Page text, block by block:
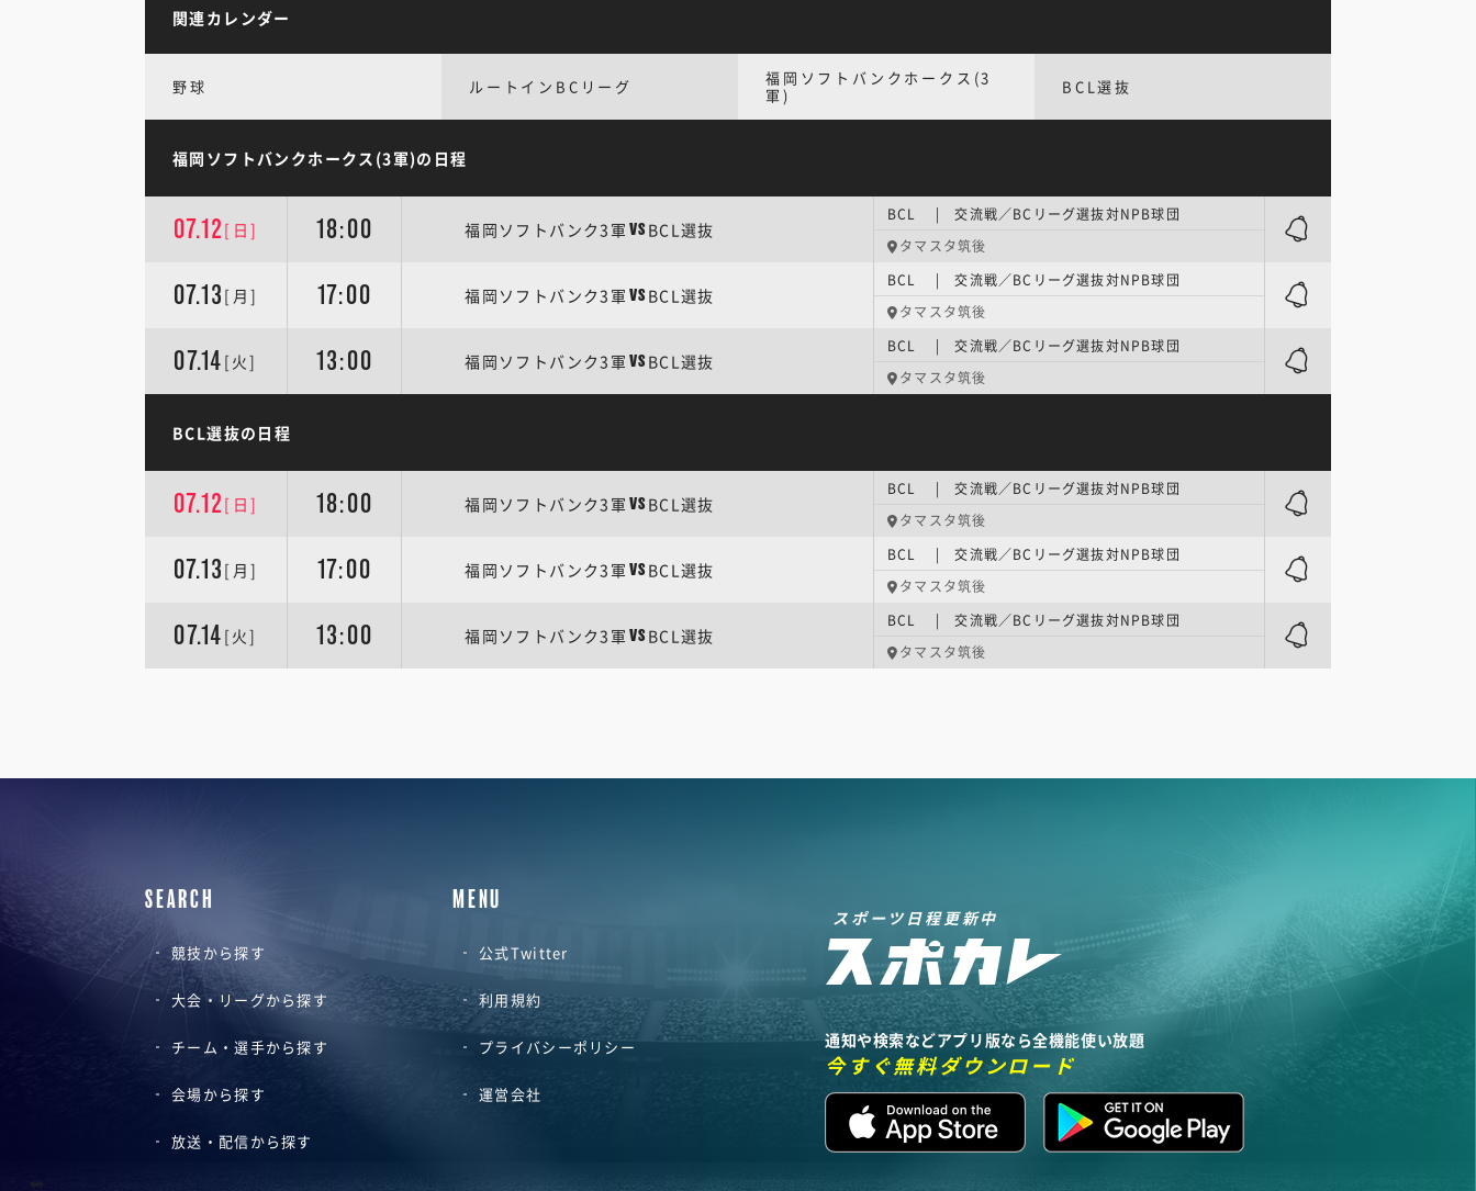
関連カレンダー
野球 ルートインBCリーグ
福岡ソフトバンクホークス(3
軍)
BCL選抜
福岡ソフトバンクホークス(3軍)の日程
07.12 [日] 18:00 福岡ソフトバンク3軍VS BCL選抜
BCL | 交流戦／BCリーグ選抜対NPB球団
タマスタ筑後
07.13 [月] 17:00 福岡ソフトバンク3軍VS BCL選抜
BCL | 交流戦／BCリーグ選抜対NPB球団
タマスタ筑後
07.14 [火] 13:00 福岡ソフトバンク3軍VS BCL選抜
BCL | 交流戦／BCリーグ選抜対NPB球団
タマスタ筑後
BCL選抜の日程
07.12 [日] 18:00 福岡ソフトバンク3軍VS BCL選抜
BCL | 交流戦／BCリーグ選抜対NPB球団
タマスタ筑後
07.13 [月] 17:00 福岡ソフトバンク3軍VS BCL選抜
BCL | 交流戦／BCリーグ選抜対NPB球団
タマスタ筑後
07.14 [火] 13:00 福岡ソフトバンク3軍VS BCL選抜
BCL | 交流戦／BCリーグ選抜対NPB球団
タマスタ筑後
SEARCH
競技から探す
大会・リーグから探す
チーム・選手から探す
会場から探す
放送・配信から探す
MENU
公式Twitter
利用規約
プライバシーポリシー
運営会社
スポーツ日程更新中
通知や検索などアプリ版なら全機能使い放題
今すぐ無料ダウンロード